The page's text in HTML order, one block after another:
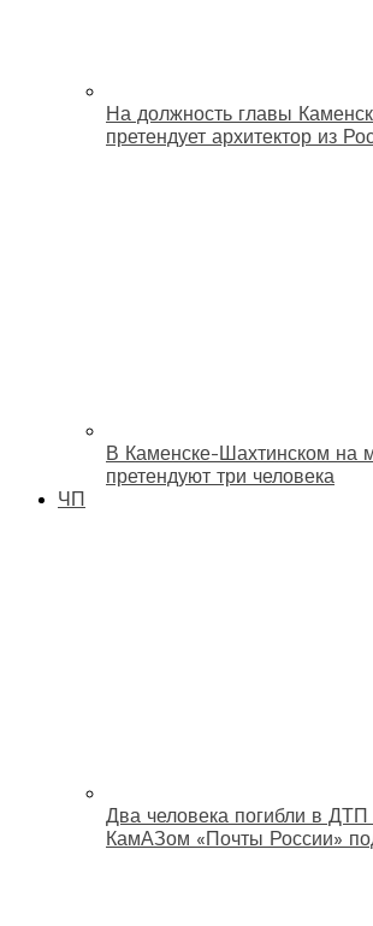
На должность главы
претендует архитектор из
В Каменске-Шахтинском на
претендуют три человека
ЧП
Два человека погибли в ДТП
КамАЗом «Почты России»